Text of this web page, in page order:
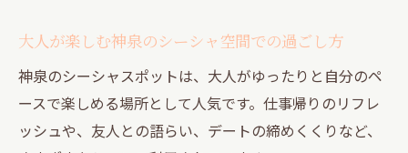
大人が楽しむ神泉のシーシャ空間での過ごし方
神泉のシーシャスポットは、大人がゆったりと自分のペ
ースで楽しめる場所として人気です。仕事帰りのリフレ
ッシュや、友人との語らい、デートの締めくくりなど、